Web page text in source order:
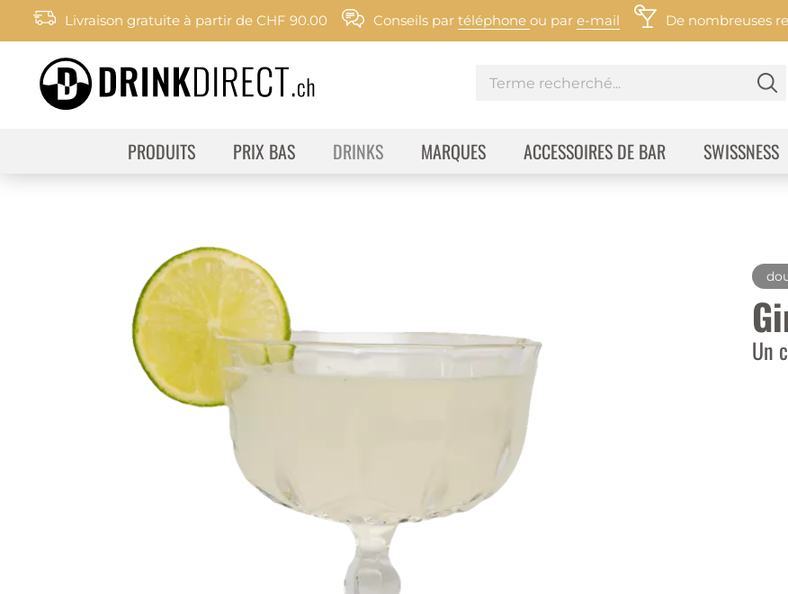
Livraison gratuite à partir de CHF 90.00 Conseils par téléphone ou par e-mail De nombreuses
PRODUITS PRIX BAS DRINKS MARQUES ACCESSOIRES DE BAR SWISSNESS
Un